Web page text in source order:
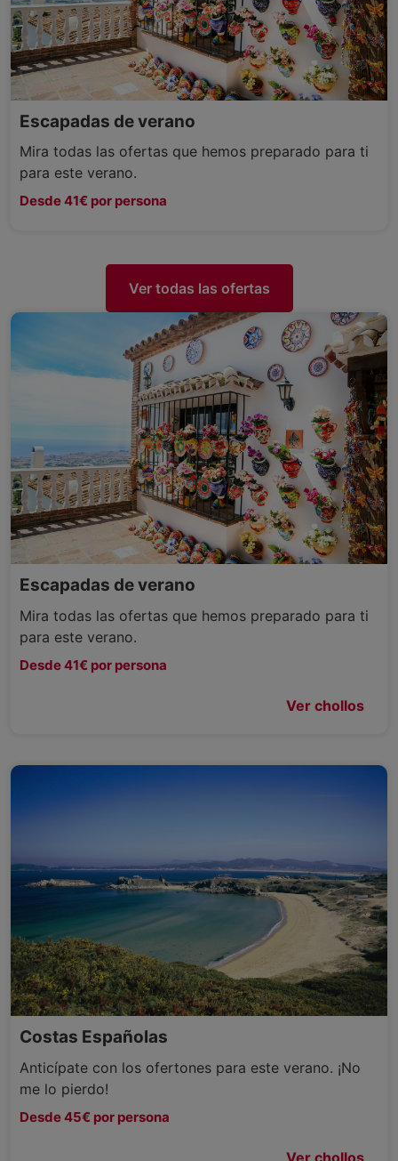
Escapadas de verano
Mira todas las ofertas que hemos preparado para ti
para este verano.
Desde 41€ por persona
Ver todas las ofertas
Escapadas de verano
Mira todas las ofertas que hemos preparado para ti
para este verano.
Desde 41€ por persona
Ver chollos
Costas Españolas
Anticípate con los ofertones para este verano. ¡No
me lo pierdo!
Desde 45€ por persona